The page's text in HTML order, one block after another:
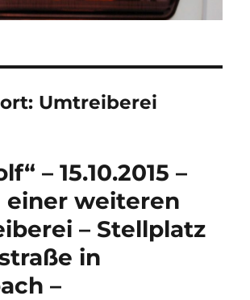
Umtreiberei
– 15.10.2015 –
einer weiteren
– Stellplatz
in
–